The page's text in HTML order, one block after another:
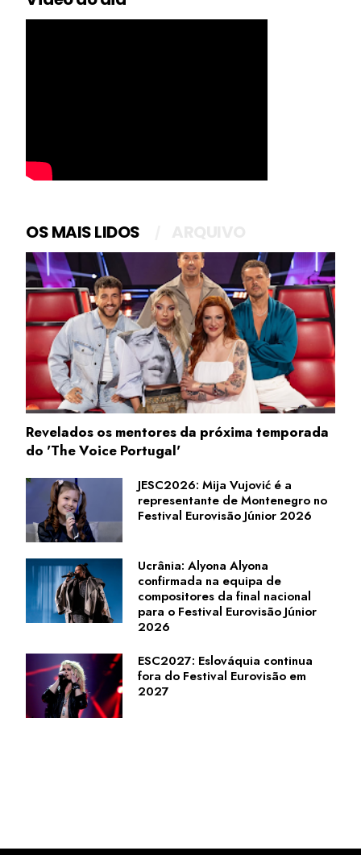
OS MAIS LIDOS
Revelados os mentores da próxima temporada
do 'The Voice Portugal'
JESC2026: Mija Vujović é a
representante de Montenegro no
Festival Eurovisão Júnior 2026
Ucrânia: Alyona Alyona
confirmada na equipa de
compositores da final nacional
para o Festival Eurovisão Júnior
2026
ESC2027: Eslováquia continua
fora do Festival Eurovisão em
2027